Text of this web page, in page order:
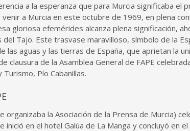
a la esperanza que para Murcia significaba el
a Murcia en este octubre de 1969, en plena
gloriosa efemérides alcanza plena significación,
Tajo. Este trasvase maravilloso, símbolo de la
las aguas y las tierras de España, que aprietan la
clausura de la Asamblea General de FAPE
Pío Cabanillas.
organizaba la Asociación de la Prensa de Murcia)
en el hotel Galúa de La Manga y concluyó en